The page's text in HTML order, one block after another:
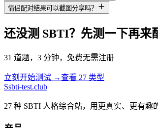
情侣配对结果可以截图分享吗？
还没测 SBTI？先测一下再来
31 道题，3 分钟，免费无需注册
立刻开始测试 →查看 27 类型
Ssbti-test.club
27 种 SBTI 人格综合站，用更真实、更有趣